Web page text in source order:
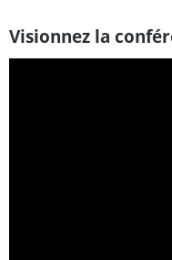
Visionnez la